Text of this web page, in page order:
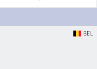
BEL